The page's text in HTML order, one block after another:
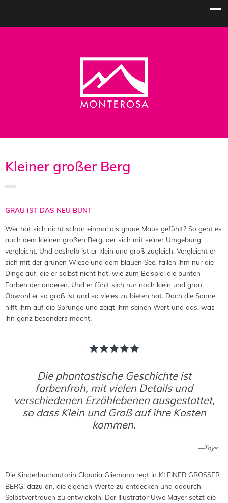
Kleiner großer Berg
GRAU IST DAS NEU BUNT
Wer hat sich nicht schon einmal als graue Maus gefühlt? So geht es
auch dem kleinen großen Berg, der sich mit seiner Umgebung
vergleicht. Und deshalb ist er klein und groß zugleich. Vergleicht er
sich mit der grünen Wiese und dem blauen See, fallen ihm nur die
Dinge auf, die er selbst nicht hat, wie zum Beispiel die bunten
Farben der anderen. Und er fühlt sich nur noch klein und grau.
Obwohl er so groß ist und so vieles zu bieten hat. Doch die Sonne
hilft ihm auf die Sprünge und zeigt ihm seinen Wert und das, was
ihn ganz besonders macht.
Die phantastische Geschichte ist
farbenfroh, mit vielen Details und
verschiedenen Erzählebenen ausgestattet,
so dass Klein und Groß auf ihre Kosten
kommen.
Toys
Die Kinderbuchautorin Claudia Gliemann regt in KLEINER GROSSER
BERG! dazu an, die eigenen Werte zu entdecken und dadurch
Selbstvertrauen zu entwickeln. Der Illustrator Uwe Mayer setzt die